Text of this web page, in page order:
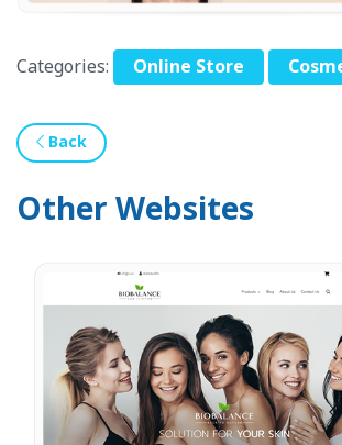
Categories: Online Store
Back
Other Websites